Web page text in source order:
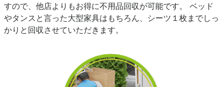
すので、他店よりもお得に不用品回収が可能です。 ベッド
やタンスと言った大型家具はもちろん、シーツ１枚までしっ
かりと回収させていただきます。